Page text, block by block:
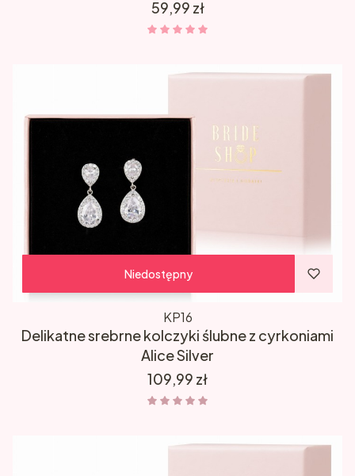
Cena
59,99 zł
Niedostępny
KP16
Delikatne srebrne kolczyki ślubne z cyrkoniami
Alice Silver
Cena
109,99 zł